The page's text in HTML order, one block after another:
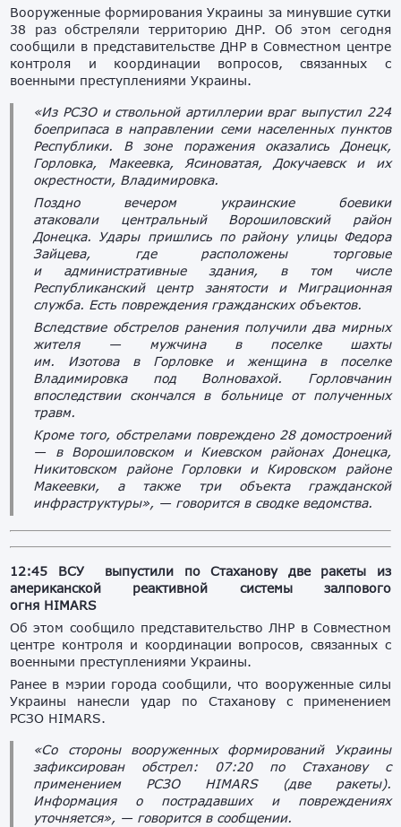
Вооруженные формирования Украины за минувшие сутки
38 раз обстреляли территорию ДНР. Об этом сегодня
сообщили в представительстве ДНР в Совместном центре
контроля и координации вопросов, связанных с
военными преступлениями Украины.
«Из РСЗО и ствольной артиллерии враг выпустил 224
боеприпаса в направлении семи населенных пунктов
Республики. В зоне поражения оказались Донецк,
Горловка, Макеевка, Ясиноватая, Докучаевск и их
окрестности, Владимировка.
Поздно вечером украинские боевики
атаковали центральный Ворошиловский район
Донецка. Удары пришлись по району улицы Федора
Зайцева, где расположены торговые
и административные здания, в том числе
Республиканский центр занятости и Миграционная
служба. Есть повреждения гражданских объектов.
Вследствие обстрелов ранения получили два мирных
жителя — мужчина в поселке шахты
им. Изотова в Горловке и женщина в поселке
Владимировка под Волновахой. Горловчанин
впоследствии скончался в больнице от полученных
травм.
Кроме того, обстрелами повреждено 28 домостроений
— в Ворошиловском и Киевском районах Донецка,
Никитовском районе Горловки и Кировском районе
Макеевки, а также три объекта гражданской
инфраструктуры», — говорится в сводке ведомства.
12:45 ВСУ выпустили по Стаханову две ракеты из
американской реактивной системы залпового
огня HIMARS
Об этом сообщило представительство ЛНР в Совместном
центре контроля и координации вопросов, связанных с
военными преступлениями Украины.
Ранее в мэрии города сообщили, что вооруженные силы
Украины нанесли удар по Стаханову с применением
РСЗО HIMARS.
«Со стороны вооруженных формирований Украины
зафиксирован обстрел: 07:20 по Стаханову с
применением РСЗО HIMARS (две ракеты).
Информация о пострадавших и повреждениях
уточняется», — говорится в сообщении.